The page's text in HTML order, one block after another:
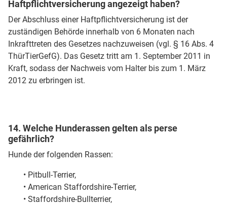
Haftpflichtversicherung angezeigt haben?
Der Abschluss einer Haftpflichtversicherung ist der
zuständigen Behörde innerhalb von 6 Monaten nach
Inkrafttreten des Gesetzes nachzuweisen (vgl. § 16 Abs. 4
ThürTierGefG). Das Gesetz tritt am 1. September 2011 in
Kraft, sodass der Nachweis vom Halter bis zum 1. März
2012 zu erbringen ist.
14. Welche Hunderassen gelten als perse
gefährlich?
Hunde der folgenden Rassen:
• Pitbull-Terrier,
• American Staffordshire-Terrier,
• Staffordshire-Bullterrier,